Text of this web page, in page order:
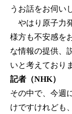
うお話をお伺い
やはり原子力
様方も不安感を
な情報の提供、
いと考えており
記者（NHK）
その中で、今週
けですけれども